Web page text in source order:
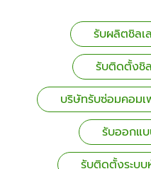
รับผลิตชิลเ
รับติดตั้งชิ
บริษัทรับซ่อมคอมเ
รับออกแ
รับติดตั้งระบบ